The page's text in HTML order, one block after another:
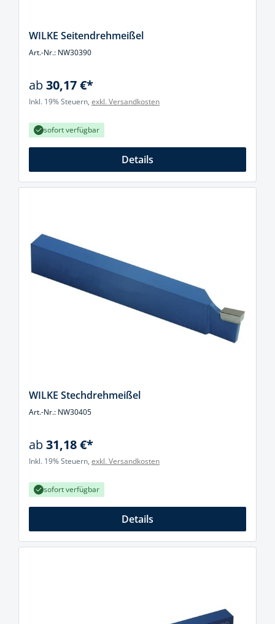
WILKE Seitendrehmeißel
Art.-Nr.: NW30390
ab30,17 €*
Inkl. 19% Steuern, exkl. Versandkosten
sofort verfügbar
Details
WILKE Stechdrehmeißel
Art.-Nr.: NW30405
ab31,18 €*
Inkl. 19% Steuern, exkl. Versandkosten
sofort verfügbar
Details